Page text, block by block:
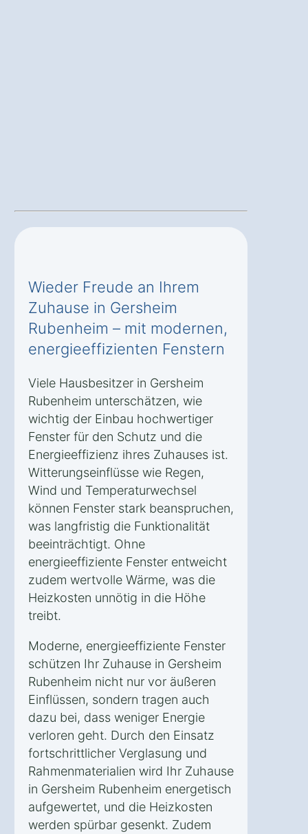
Wieder Freude an Ihrem
Zuhause in Gersheim
Rubenheim – mit modernen,
energieeffizienten Fenstern
Viele Hausbesitzer in Gersheim
Rubenheim unterschätzen, wie
wichtig der Einbau hochwertiger
Fenster für den Schutz und die
Energieeffizienz ihres Zuhauses ist.
Witterungseinflüsse wie Regen,
Wind und Temperaturwechsel
können Fenster stark beanspruchen,
was langfristig die Funktionalität
beeinträchtigt. Ohne
energieeffiziente Fenster entweicht
zudem wertvolle Wärme, was die
Heizkosten unnötig in die Höhe
treibt.
Moderne, energieeffiziente Fenster
schützen Ihr Zuhause in Gersheim
Rubenheim nicht nur vor äußeren
Einflüssen, sondern tragen auch
dazu bei, dass weniger Energie
verloren geht. Durch den Einsatz
fortschrittlicher Verglasung und
Rahmenmaterialien wird Ihr Zuhause
in Gersheim Rubenheim energetisch
aufgewertet, und die Heizkosten
werden spürbar gesenkt. Zudem